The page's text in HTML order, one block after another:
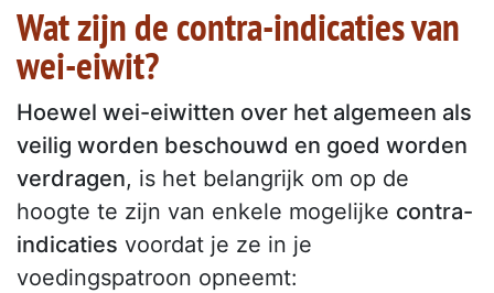
Wat zijn de contra-indicaties van
wei-eiwit?
Hoewel wei-eiwitten over het algemeen als
veilig worden beschouwd en goed worden
verdragen, is het belangrijk om op de
hoogte te zijn van enkele mogelijke contra-
indicaties voordat je ze in je
voedingspatroon opneemt: